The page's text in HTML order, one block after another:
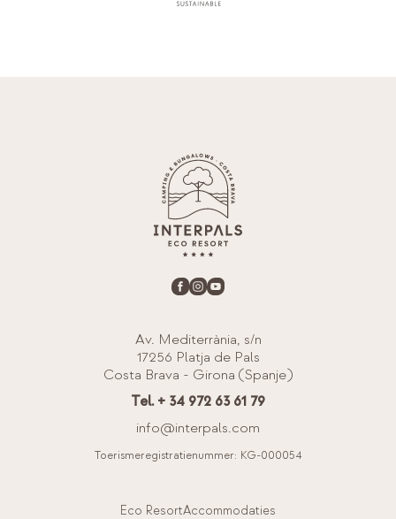
Av. Mediterrània, s/n
17256 Platja de Pals
Costa Brava - Girona (Spanje)
Tel. + 34 972 63 61 79
info@interpals.com
Toerismeregistratienummer: KG-000054
Eco ResortAccommodaties